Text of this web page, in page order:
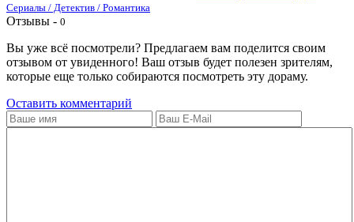
Сериалы / Детектив / Романтика
Отзывы - 0
Вы уже всё посмотрели? Предлагаем вам поделится своим
отзывом от увиденного! Ваш отзыв будет полезен зрителям,
которые еще только собираются посмотреть эту дораму.
Оставить комментарий